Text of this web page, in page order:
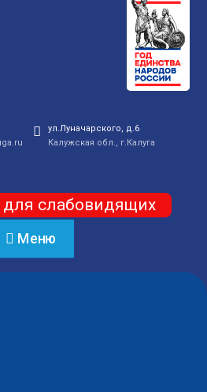
ул.Луначарского, д.6
Калужская обл., г.Калуга
для слабовидящих
Меню